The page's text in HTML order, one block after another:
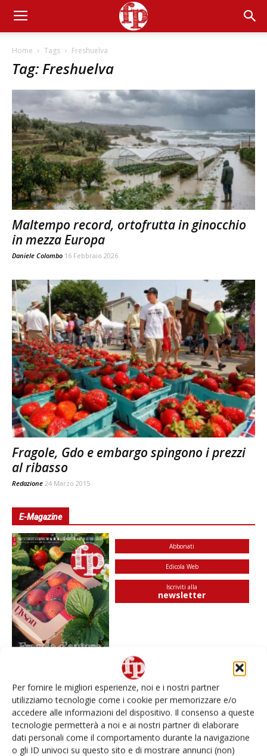
Per fornire le migliori esperienze, noi e i nostri partner
utilizziamo tecnologie come i cookie per memorizzare e/o
accedere alle informazioni del dispositivo. Il consenso a queste
tecnologie permetterà a noi e ai nostri partner di elaborare
dati personali come il comportamento durante la navigazione
o gli ID univoci su questo sito e di mostrare annunci (non)
Home Tags Freshuelva
Tag: Freshuelva
Maltempo record, ortofrutta in ginocchio
in mezza Europa
Daniele Colombo 16 Febbraio 2026
Fragole, Gdo e embargo spingono i prezzi
al ribasso
Redazione 24 Marzo 2015
E-Magazine
Abbonati
Edicola Web
Iscriviti alla
newsletter
I più visti
Spazio Conad: continua la conversione dei punti di
vendita